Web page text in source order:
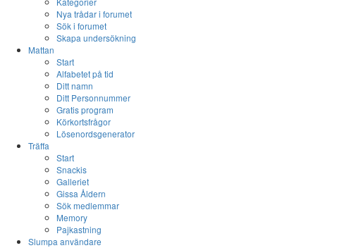
Nya trådar i forumet
Sök i forumet
Skapa undersökning
Mattan
Start
Alfabetet på tid
Ditt namn
Ditt Personnummer
Gratis program
Körkortsfrågor
Lösenordsgenerator
Träffa
Start
Snackis
Galleriet
Gissa Åldern
Sök medlemmar
Memory
Pajkastning
Slumpa användare